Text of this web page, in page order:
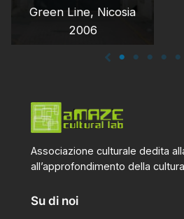
Green Line, Nicosia
2006
Associazione culturale dedita
all’approfondimento della
Su di noi